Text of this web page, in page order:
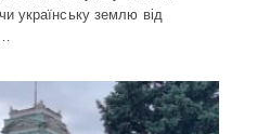
українську землю від